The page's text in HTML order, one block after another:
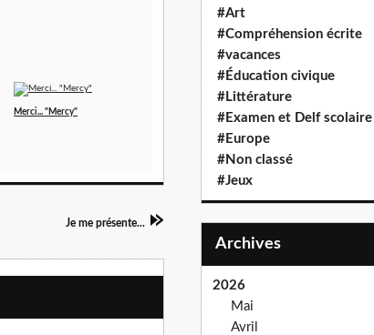
Merci... "Mercy"
Je me présente...
#Art
#Compréhension écrite
#vacances
#Éducation civique
#Littérature
#Examen et Delf scolaire
#Europe
#Non classé
#Jeux
Archives
2026
Mai
Avril